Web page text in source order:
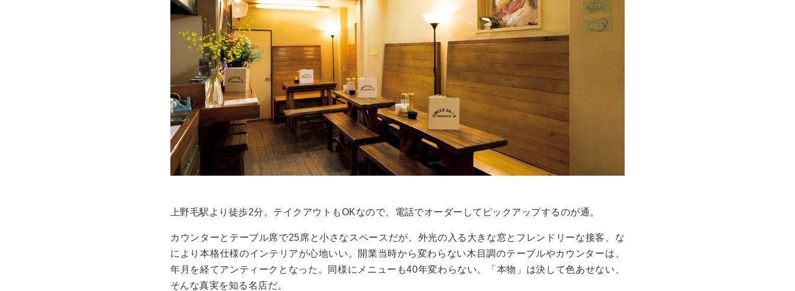
上野毛駅より徒歩2分。テイクアウトもOKなので、電話でオーダーしてピックアップするのが通。
カウンターとテーブル席で25席と小さなスペースだが、外光の入る大きな窓とフレンドリーな接客、な
により本格仕様のインテリアが心地いい。開業当時から変わらない木目調のテーブルやカウンターは、
年月を経てアンティークとなった。同様にメニューも40年変わらない。「本物」は決して色あせない、
そんな真実を知る名店だ。